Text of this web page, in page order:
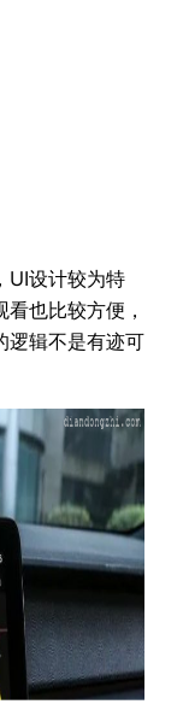
UI设计较为特
也比较方便，
逻辑不是有迹可